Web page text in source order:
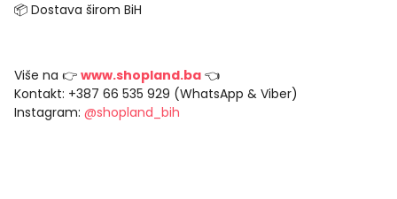
📦 Dostava širom BiH
Više na 👉 www.shopland.ba 👈
Kontakt: +387 66 535 929 (WhatsApp & Viber)
Instagram: @shopland_bih